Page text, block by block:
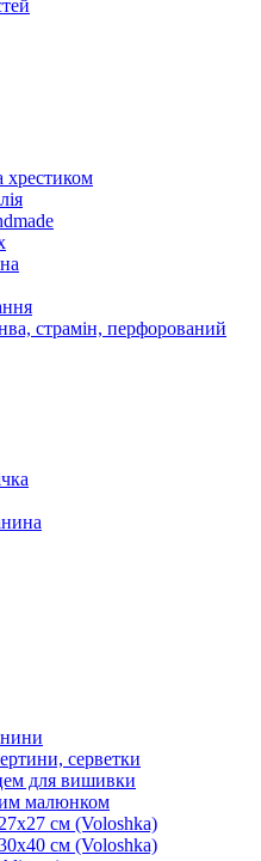
страмін, перфорований
серветки
для вишивки
малюнком
см (Voloshka)
см (Voloshka)